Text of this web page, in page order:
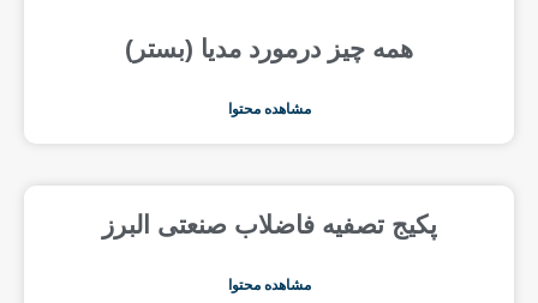
همه چیز درمورد مدیا (بستر)
مشاهده محتوا
پکیج تصفیه فاضلاب صنعتی البرز
مشاهده محتوا